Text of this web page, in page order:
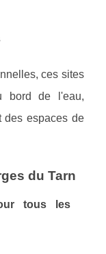
ces sites
bord de l'eau,
des espaces de
du Tarn
tous les